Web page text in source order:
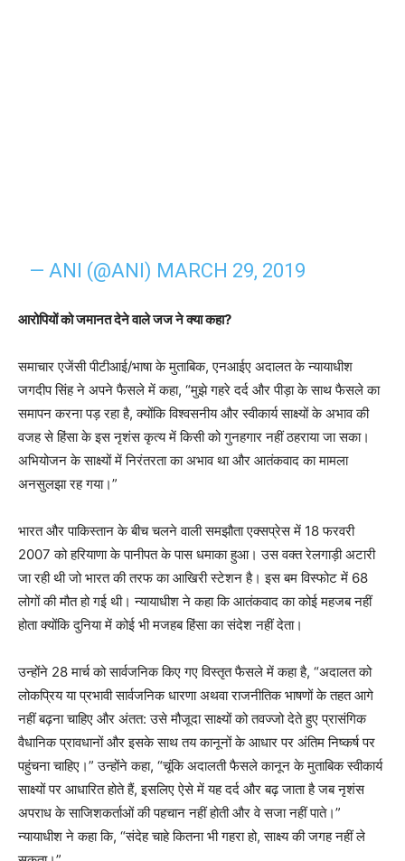
— ANI (@ANI) MARCH 29, 2019
आरोपियों को जमानत देने वाले जज ने क्या कहा?
समाचार एजेंसी पीटीआई/भाषा के मुताबिक, एनआईए अदालत के न्यायाधीश
जगदीप सिंह ने अपने फैसले में कहा, “मुझे गहरे दर्द और पीड़ा के साथ फैसले का
समापन करना पड़ रहा है, क्योंकि विश्वसनीय और स्वीकार्य साक्ष्यों के अभाव की
वजह से हिंसा के इस नृशंस कृत्य में किसी को गुनहगार नहीं ठहराया जा सका।
अभियोजन के साक्ष्यों में निरंतरता का अभाव था और आतंकवाद का मामला
अनसुलझा रह गया।”
भारत और पाकिस्तान के बीच चलने वाली समझौता एक्सप्रेस में 18 फरवरी
2007 को हरियाणा के पानीपत के पास धमाका हुआ। उस वक्त रेलगाड़ी अटारी
जा रही थी जो भारत की तरफ का आखिरी स्टेशन है। इस बम विस्फोट में 68
लोगों की मौत हो गई थी। न्यायाधीश ने कहा कि आतंकवाद का कोई महजब नहीं
होता क्योंकि दुनिया में कोई भी मजहब हिंसा का संदेश नहीं देता।
उन्होंने 28 मार्च को सार्वजनिक किए गए विस्तृत फैसले में कहा है, “अदालत को
लोकप्रिय या प्रभावी सार्वजनिक धारणा अथवा राजनीतिक भाषणों के तहत आगे
नहीं बढ़ना चाहिए और अंतत: उसे मौजूदा साक्ष्यों को तवज्जो देते हुए प्रासंगिक
वैधानिक प्रावधानों और इसके साथ तय कानूनों के आधार पर अंतिम निष्कर्ष पर
पहुंचना चाहिए।” उन्होंने कहा, “चूंकि अदालती फैसले कानून के मुताबिक स्वीकार्य
साक्ष्यों पर आधारित होते हैं, इसलिए ऐसे में यह दर्द और बढ़ जाता है जब नृशंस
अपराध के साजिशकर्ताओं की पहचान नहीं होती और वे सजा नहीं पाते।”
न्यायाधीश ने कहा कि, “संदेह चाहे कितना भी गहरा हो, साक्ष्य की जगह नहीं ले